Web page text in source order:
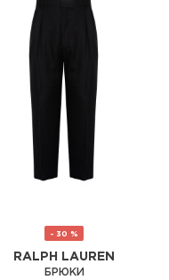
- 30 %
RALPH LAUREN
БРЮКИ